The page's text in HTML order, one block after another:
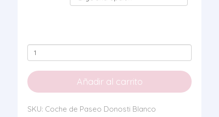
Coche
de
Paseo
Donosti
Añadir al carrito
SKU: Coche de Paseo Donosti Blanco